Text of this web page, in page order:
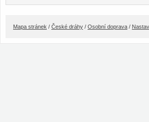
Mapa stránek / České dráhy / Osobní doprava /